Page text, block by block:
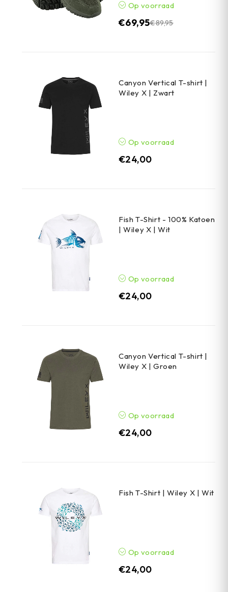
Op voorraad
€89,95
€69,95
Canyon Vertical T-shirt |
Wiley X | Zwart
Op voorraad
€24,00
Fish T-Shirt - 100% Katoen
| Wiley X | Wit
Op voorraad
€24,00
Canyon Vertical T-shirt |
Wiley X | Groen
Op voorraad
€24,00
Fish T-Shirt | Wiley X | Wit
Op voorraad
€24,00